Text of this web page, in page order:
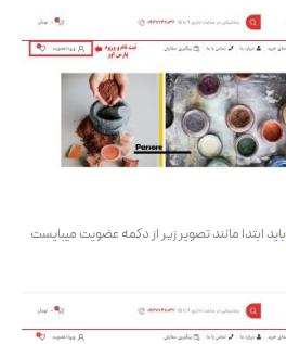
باید ابتدا مانند تصویر زیر از دکمه عضویت میبایست